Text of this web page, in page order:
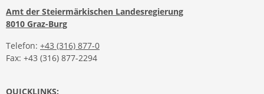
Amt der Steiermärkischen Landesregierung
8010 Graz-Burg
Telefon: +43 (316) 877-0
Fax: +43 (316) 877-2294
QUICKLINKS: